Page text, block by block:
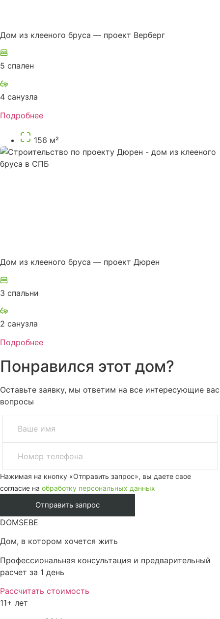
Дом из клееного бруса — проект Верберг
5 спален
4 санузла
Подробнее
156 м²
Дом из клееного бруса — проект Дюрен
3 спальни
2 санузла
Подробнее
Понравился этот дом?
Оставьте заявку, мы ответим на все интересующие вас
вопросы
Нажимая на кнопку «Отправить запрос», вы даете свое
согласие на обработку персональных данных
DOMSEBE
Дом, в котором хочется жить
Профессиональная консультация и предварительный
расчет за 1 день
Рассчитать стоимость
11+ лет